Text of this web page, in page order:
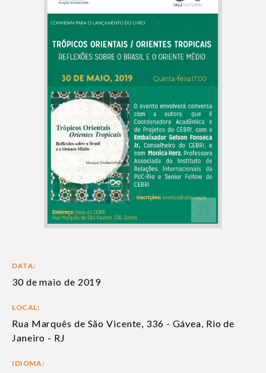
DATA:
30 de maio de 2019
LOCAL:
Rua Marquês de São Vicente, 336 - Gávea, Rio de
Janeiro - RJ
IDIOMA: